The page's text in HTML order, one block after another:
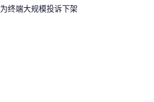
终端大规模投诉下架